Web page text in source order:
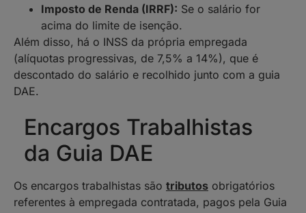
Imposto de Renda (IRRF): Se o salário for
acima do limite de isenção.
Além disso, há o INSS da própria empregada
(alíquotas progressivas, de 7,5% a 14%), que é
descontado do salário e recolhido junto com a guia
DAE.
Encargos Trabalhistas
da Guia DAE
Os encargos trabalhistas são tributos obrigatórios
referentes à empregada contratada, pagos pela Guia